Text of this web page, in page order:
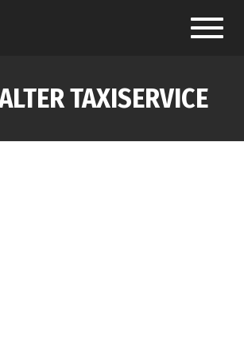
TAXISERVICE